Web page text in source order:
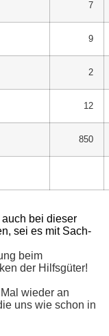
7
9
2
12
850
bei dieser
sei es mit Sach-
beim
der Hilfsgüter!
wieder an
uns wie schon in